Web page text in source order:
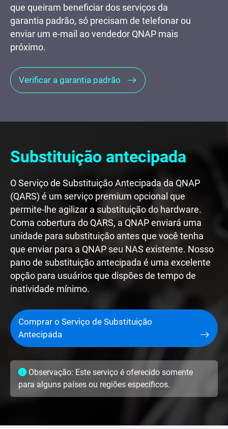
que queiram beneficiar dos serviços da
garantia padrão, só precisam de telefonar ou
enviar um e-mail ao vendedor QNAP mais
próximo.
Verificar a garantia padrão
Substituição antecipada
O Serviço de Substituição Antecipada da QNAP
(QARS) é um serviço premium opcional que
permite-lhe agilizar a substituição do hardware.
Coma cobertura do QARS, a QNAP enviará uma
unidade para substituição antes que você tenha
que enviar para a QNAP seu NAS existente. Nosso
pano de substituição antecipada é uma excelente
opção para usuários que dispões de tempo de
inatividade mínimo.
Comprar o Serviço de Substituição
Antecipada
Observação: Este serviço é oferecido somente
para alguns países ou regiões específicos.